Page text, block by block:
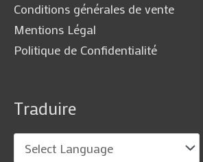
Conditions générales de vente
Mentions Légal
Politique de Confidentialité
Traduire